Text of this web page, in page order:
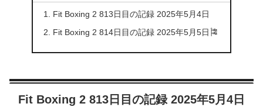
Fit Boxing 2 813日目の記録 2025年5月4日
Fit Boxing 2 814日目の記録 2025年5月5日🎏
Fit Boxing 2 813日目の記録 2025年5月4日